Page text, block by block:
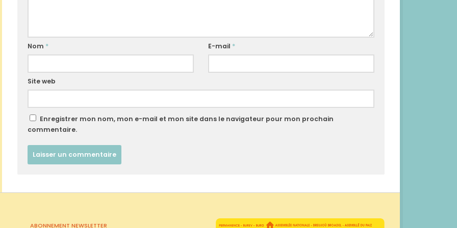
Nom * E-mail *
Site web
Enregistrer mon nom, mon e-mail et mon site dans le navigateur pour mon prochain
commentaire.
ABONNEMENT NEWSLETTER